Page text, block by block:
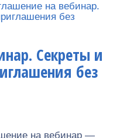
на вебинар.
без
Секреты и
без
на вебинар —